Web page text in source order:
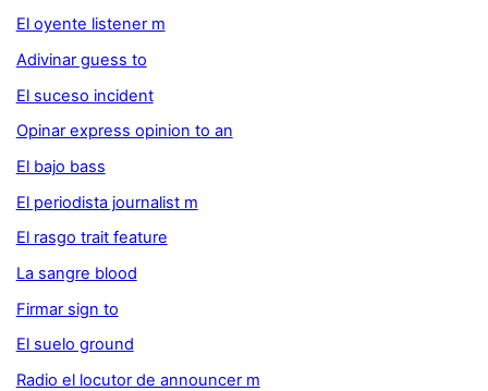
El oyente listener m
Adivinar guess to
El suceso incident
Opinar express opinion to an
El bajo bass
El periodista journalist m
El rasgo trait feature
La sangre blood
Firmar sign to
El suelo ground
Radio el locutor de announcer m